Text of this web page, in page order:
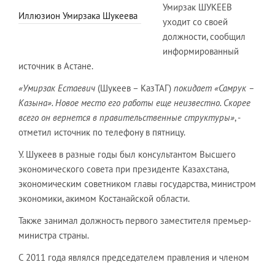
Иллюзион Умирзака Шукеева
Умирзак ШУКЕЕВ
уходит со своей
должности, сообщил
информированный
источник в Астане.
«Умирзак Естаевич (Шукеев – КазТАГ) покидает «Самрук –
Казына». Новое место его работы еще неизвестно. Скорее
всего он вернется в правительственные структуры», -
отметил источник по телефону в пятницу.
У. Шукеев в разные годы был консультантом Высшего
экономического совета при президенте Казахстана,
экономическим советником главы государства, министром
экономики, акимом Костанайской области.
Также занимал должность первого заместителя премьер-
министра страны.
С 2011 года являлся председателем правления и членом